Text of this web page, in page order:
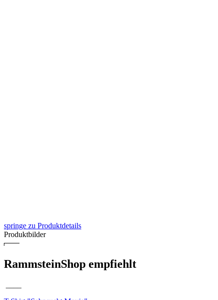
springe zu Produktdetails
Produktbilder
RammsteinShop empfiehlt